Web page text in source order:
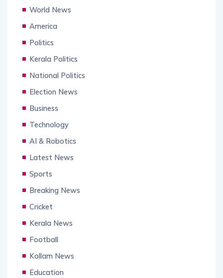
World News
America
Politics
Kerala Politics
National Politics
Election News
Business
Technology
AI & Robotics
Latest News
Sports
Breaking News
Cricket
Kerala News
Football
Kollam News
Education